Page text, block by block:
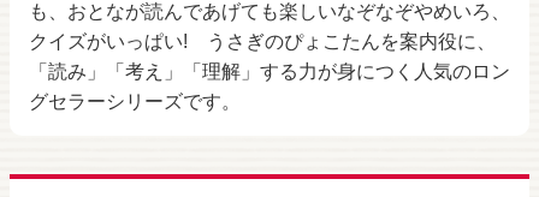
も、おとなが読んであげても楽しいなぞなぞやめいろ、
クイズがいっぱい! うさぎのぴょこたんを案内役に、
「読み」「考え」「理解」する力が身につく人気のロン
グセラーシリーズです。